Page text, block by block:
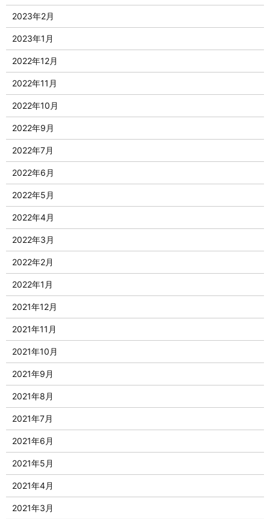
2023年2月
2023年1月
2022年12月
2022年11月
2022年10月
2022年9月
2022年7月
2022年6月
2022年5月
2022年4月
2022年3月
2022年2月
2022年1月
2021年12月
2021年11月
2021年10月
2021年9月
2021年8月
2021年7月
2021年6月
2021年5月
2021年4月
2021年3月